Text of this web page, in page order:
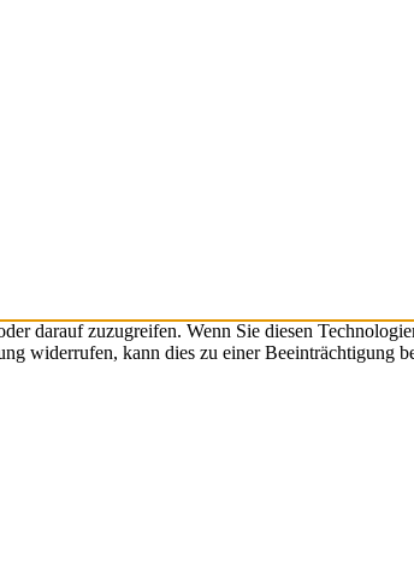
darauf zuzugreifen. Wenn Sie diesen
widerrufen, kann dies zu einer Beeinträchtigung